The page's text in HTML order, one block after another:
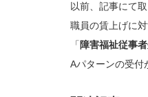
以前、記事にて
職員の賃上げに
「 障害福祉従事
Aパターンの受付